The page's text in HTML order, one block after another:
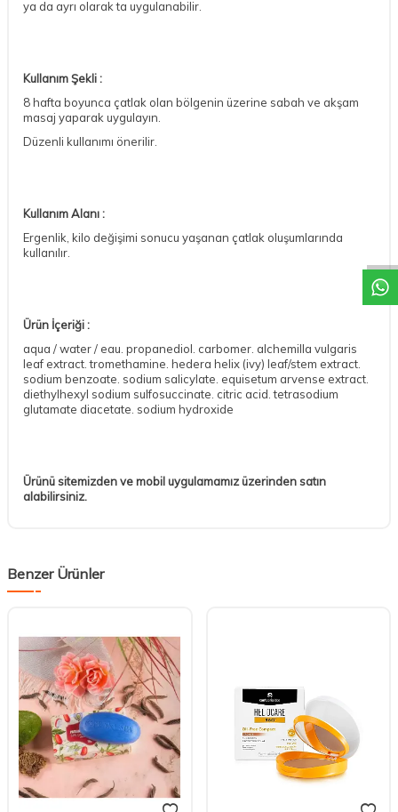
ya da ayrı olarak ta uygulanabilir.
Kullanım Şekli :
8 hafta boyunca çatlak olan bölgenin üzerine sabah ve akşam
masaj yaparak uygulayın.
Düzenli kullanımı önerilir.
Kullanım Alanı :
Ergenlik, kilo değişimi sonucu yaşanan çatlak oluşumlarında
kullanılır.
Ürün İçeriği :
aqua / water / eau. propanediol. carbomer. alchemilla vulgaris
leaf extract. tromethamine. hedera helix (ivy) leaf/stem extract.
sodium benzoate. sodium salicylate. equisetum arvense extract.
diethylhexyl sodium sulfosuccinate. citric acid. tetrasodium
glutamate diacetate. sodium hydroxide
Ürünü sitemizden ve mobil uygulamamız üzerinden satın
alabilirsiniz.
Benzer Ürünler